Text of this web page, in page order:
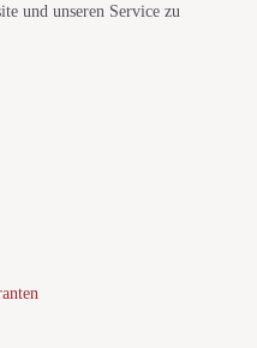
und unseren Service zu